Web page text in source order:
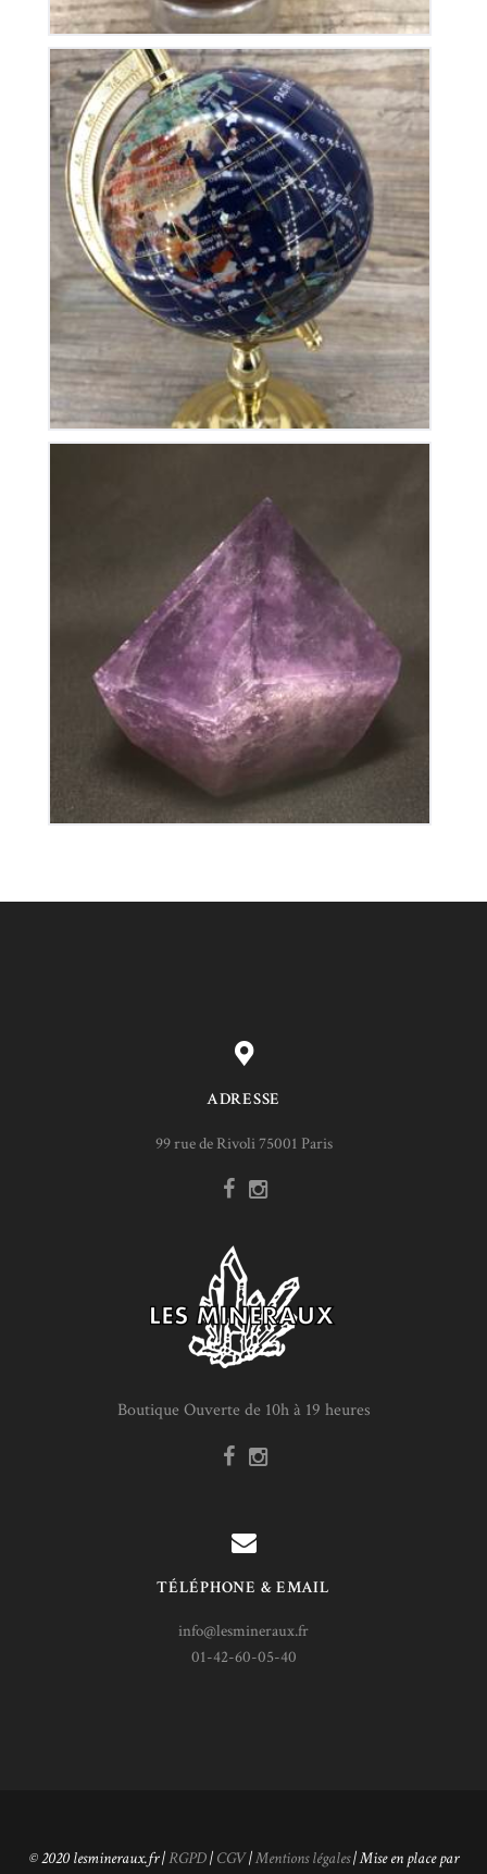
Globe Terrestre
325€
Améthyste Bolivie Polie
180€
ADRESSE
99 rue de Rivoli 75001 Paris
Boutique Ouverte de 10h à 19 heures
TÉLÉPHONE & EMAIL
info@lesmineraux.fr
01-42-60-05-40
© 2020 lesmineraux.fr |RGPD| CGV|Mentions légales| Mise en place par